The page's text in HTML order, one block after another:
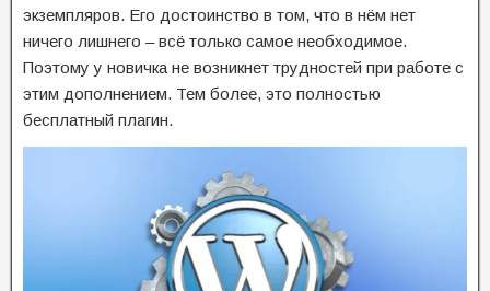
экземпляров. Его достоинство в том, что в нём нет
ничего лишнего – всё только самое необходимое.
Поэтому у новичка не возникнет трудностей при работе с
этим дополнением. Тем более, это полностью
бесплатный плагин.